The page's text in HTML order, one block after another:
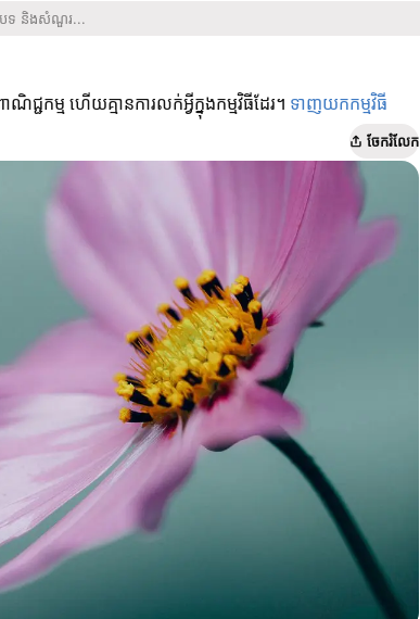
ណិជ្ជកម្ម ហើយគ្មានការលក់អ្វីក្នុងកម្មវិធីដែរ។ ទាញយកកម្មវិធី
ចែក​រំលែក